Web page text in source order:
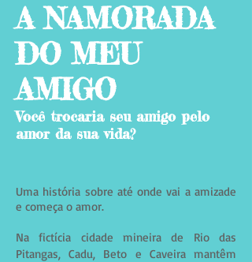
A NAMORADA
DO MEU
AMIGO
Você trocaria seu amigo pelo
amor da sua vida?
Uma história sobre até onde vai a amizade
e começa o amor.
Na fictícia cidade mineira de Rio das
Pitangas, Cadu, Beto e Caveira mantêm